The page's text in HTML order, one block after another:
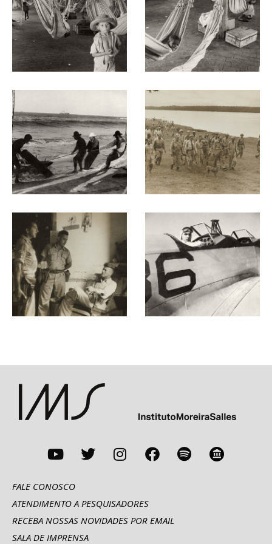
FALE CONOSCO
ATENDIMENTO A PESQUISADORES
RECEBA NOSSAS NOVIDADES POR EMAIL
SALA DE IMPRENSA